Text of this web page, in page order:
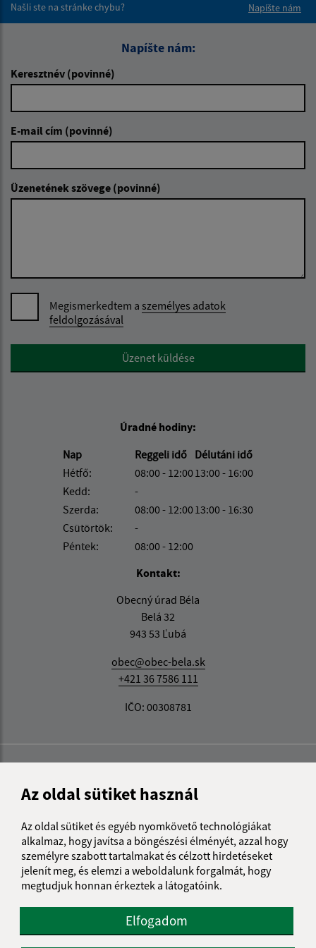
Az oldal sütiket használ
Az oldal sütiket és egyéb nyomkövető technológiákat
alkalmaz, hogy javítsa a böngészési élményét, azzal hogy
személyre szabott tartalmakat és célzott hirdetéseket
jelenít meg, és elemzi a weboldalunk forgalmát, hogy
megtudjuk honnan érkeztek a látogatóink.
Elfogadom
Našli ste na stránke chybu?
Napíšte nám
Napíšte nám:
Keresztnév (povinné)
E-mail cím (povinné)
Üzenetének szövege (povinné)
Megismerkedtem a személyes adatok
feldolgozásával
Google reCaptcha ResponseÜzenet küldése
Úradné hodiny:
Nap
Reggeli idő Délutáni idő
Hétfő:
08:00 - 12:0013:00 - 16:00
Kedd:
-
Szerda:
08:00 - 12:0013:00 - 16:30
Csütörtök:
-
Péntek:
08:00 - 12:00
Kontakt:
Obecný úrad Béla
Belá 32
943 53 Ľubá
obec@obec-bela.sk
+421 36 7586 111
IČO: 00308781